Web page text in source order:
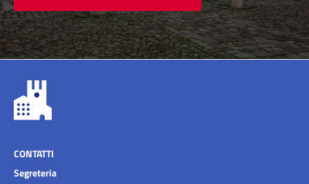
CONTATTI
Segreteria